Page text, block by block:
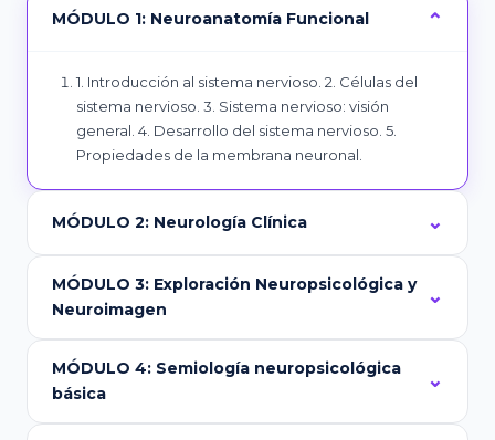
MÓDULO 1: Neuroanatomía Funcional
1. Introducción al sistema nervioso. 2. Células del
sistema nervioso. 3. Sistema nervioso: visión
general. 4. Desarrollo del sistema nervioso. 5.
Propiedades de la membrana neuronal.
MÓDULO 2: Neurología Clínica
MÓDULO 3: Exploración Neuropsicológica y
Neuroimagen
MÓDULO 4: Semiología neuropsicológica
básica